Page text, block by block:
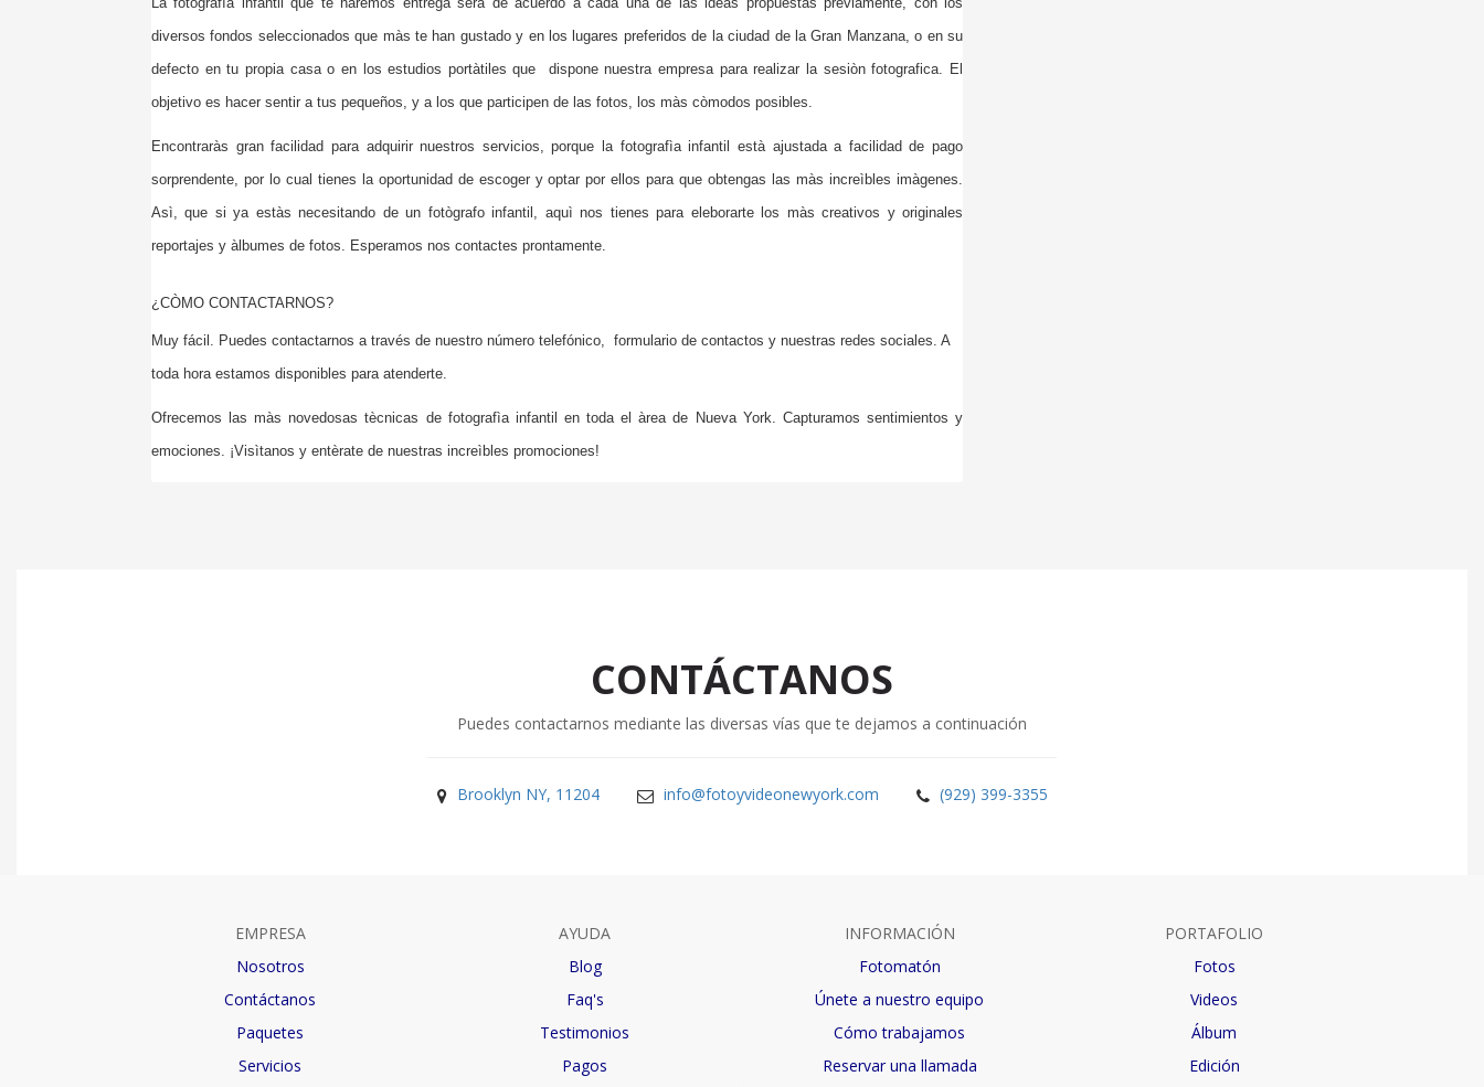
diversos fondos seleccionados que màs te han gustado y en los lugares preferidos de la ciudad de la Gran Manzana, o en su
defecto en tu propia casa o en los estudios portàtiles que dispone nuestra empresa para realizar la sesiòn fotografica. El
objetivo es hacer sentir a tus pequeños, y a los que participen de las fotos, los màs còmodos posibles.
Encontraràs gran facilidad para adquirir nuestros servicios, porque la fotografìa infantil està ajustada a facilidad de pago
sorprendente, por lo cual tienes la oportunidad de escoger y optar por ellos para que obtengas las màs increìbles imàgenes.
Asì, que si ya estàs necesitando de un fotògrafo infantil, aquì nos tienes para eleborarte los màs creativos y originales
reportajes y àlbumes de fotos. Esperamos nos contactes prontamente.
¿CÒMO CONTACTARNOS?
Muy fácil. Puedes contactarnos a través de nuestro número telefónico, formulario de contactos y nuestras redes sociales. A
toda hora estamos disponibles para atenderte.
Ofrecemos las màs novedosas tècnicas de fotografìa infantil en toda el àrea de Nueva York. Capturamos sentimientos y
emociones. ¡Visìtanos y entèrate de nuestras increìbles promociones!
CONTÁCTANOS
Puedes contactarnos mediante las diversas vías que te dejamos a continuación
Brooklyn NY, 11204 info@fotoyvideonewyork.com (929) 399-3355
EMPRESA
Nosotros
Contáctanos
Paquetes
Servicios
AYUDA
Blog
Faq's
Testimonios
Pagos
INFORMACIÓN
Fotomatón
Únete a nuestro equipo
Cómo trabajamos
Reservar una llamada
PORTAFOLIO
Fotos
Videos
Álbum
Edición